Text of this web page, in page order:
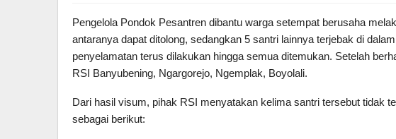
Pengelola Pondok Pesantren dibantu warga setempat berusaha
antaranya dapat ditolong, sedangkan 5 santri lainnya terjebak di
penyelamatan terus dilakukan hingga semua ditemukan. Setelah
RSI Banyubening, Ngargorejo, Ngemplak, Boyolali.
Dari hasil visum, pihak RSI menyatakan kelima santri tersebut tidak
sebagai berikut: